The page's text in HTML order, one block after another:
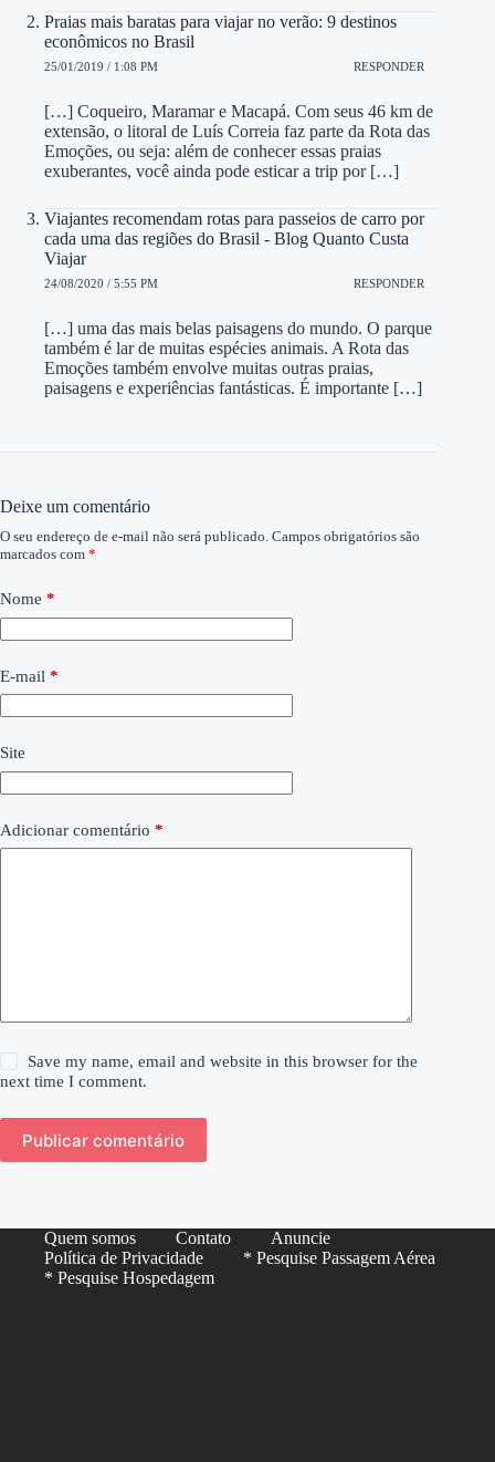
Praias mais baratas para viajar no verão: 9 destinos
econômicos no Brasil
25/01/2019 / 1:08 PM RESPONDER
[…] Coqueiro, Maramar e Macapá. Com seus 46 km de
extensão, o litoral de Luís Correia faz parte da Rota das
Emoções, ou seja: além de conhecer essas praias
exuberantes, você ainda pode esticar a trip por […]
Viajantes recomendam rotas para passeios de carro por
cada uma das regiões do Brasil - Blog Quanto Custa
Viajar
24/08/2020 / 5:55 PM RESPONDER
[…] uma das mais belas paisagens do mundo. O parque
também é lar de muitas espécies animais. A Rota das
Emoções também envolve muitas outras praias,
paisagens e experiências fantásticas. É importante […]
Deixe um comentário
O seu endereço de e-mail não será publicado. Campos obrigatórios são
marcados com *
Nome *
E-mail *
Site
Adicionar comentário *
Save my name, email and website in this browser for the
next time I comment.
Publicar comentário
Quem somos Contato
Anuncie
Política de Privacidade
* Pesquise Passagem Aérea
* Pesquise Hospedagem